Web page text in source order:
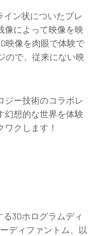
イン状についたブレ
像によって映像を映
映像を肉眼で体験で
で、 従来にない映
ジー技術のコラボレ
幻想的な世界を体験
クします！
3Dホログラムディ
ディファントム、以